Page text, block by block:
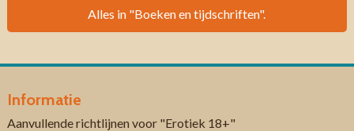
Alles in "Boeken en tijdschriften".
Informatie
Aanvullende richtlijnen voor "Erotiek 18+"